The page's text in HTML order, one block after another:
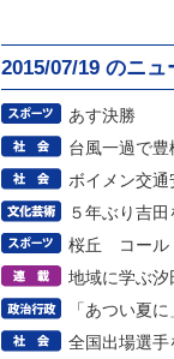
2015/07/19 のニュ
あす決勝
台風一過で豊
ボイメン交通
５年ぶり吉
桜丘 コール
地域に学ぶ
「あつい夏
全国出場選手